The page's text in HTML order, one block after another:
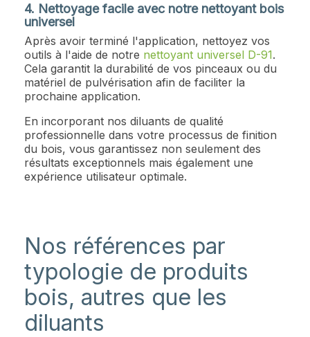
4. Nettoyage facile avec notre nettoyant bois
universel
Après avoir terminé l'application, nettoyez vos
outils à l'aide de notre nettoyant universel D-91.
Cela garantit la durabilité de vos pinceaux ou du
matériel de pulvérisation afin de faciliter la
prochaine application.
En incorporant nos diluants de qualité
professionnelle dans votre processus de finition
du bois, vous garantissez non seulement des
résultats exceptionnels mais également une
expérience utilisateur optimale.
Nos références par
typologie de produits
bois, autres que les
diluants